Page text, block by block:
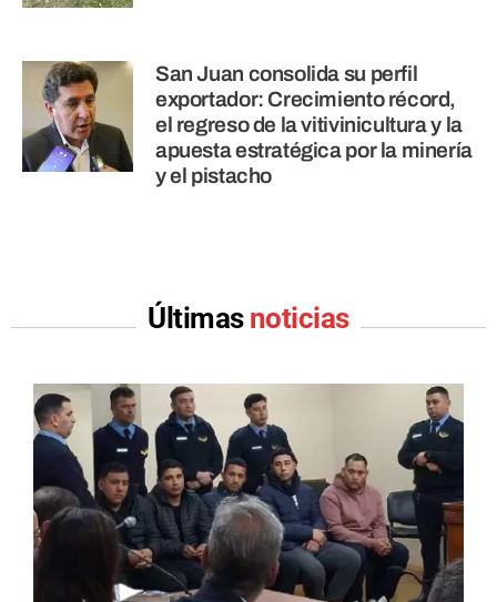
San Juan consolida su perfil
exportador: Crecimiento récord,
el regreso de la vitivinicultura y la
apuesta estratégica por la minería
y el pistacho
Últimas noticias